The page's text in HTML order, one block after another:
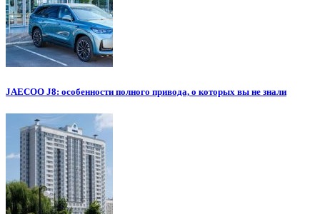
JAECOO J8: особенности полного привода, о которых вы не знали